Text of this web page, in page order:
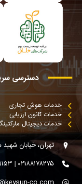
دسترسی
خدمات هوش تجاری
خدمات کانون ارزیابی
خدمات دیجیتال
تهران، خیابان
۰۲۱۸۸۱۷۸۲۷۵ | ۰۲۱۸۸۵۴۹۱۵۳